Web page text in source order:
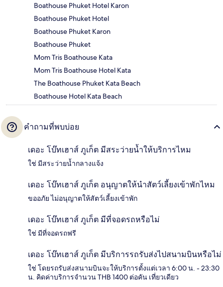
Boathouse Phuket Hotel Karon
Boathouse Phuket Hotel
Boathouse Phuket Karon
Boathouse Phuket
Mom Tris Boathouse Kata
Mom Tris Boathouse Hotel Kata
The Boathouse Phuket Kata Beach
Boathouse Hotel Kata Beach
คำถามที่พบบ่อย
เดอะ โบ๊ทเฮาส์ ภูเก็ต มีสระว่ายน้ำให้บริการไหม
ใช่ มีสระว่ายน้ำกลางแจ้ง
เดอะ โบ๊ทเฮาส์ ภูเก็ต อนุญาตให้นำสัตว์เลี้ยงเข้าพักไหม
ขออภัย ไม่อนุญาตให้สัตว์เลี้ยงเข้าพัก
เดอะ โบ๊ทเฮาส์ ภูเก็ต มีที่จอดรถหรือไม่
ใช่ มีที่จอดรถฟรี
เดอะ โบ๊ทเฮาส์ ภูเก็ต มีบริการรถรับส่งไปสนามบินหรือไม่
ใช่ โดยรถรับส่งสนามบินจะให้บริการตั้งแต่เวลา 6:00 น. - 23:30
น. คิดค่าบริการจำนวน THB 1400 ต่อคัน เที่ยวเดียว